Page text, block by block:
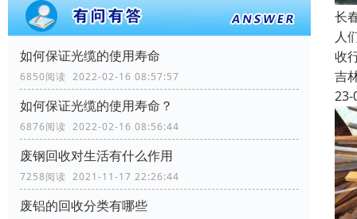
如何保证光缆的使用寿命
6850阅读 2022-02-16 08:57:57
如何保证光缆的使用寿命？
6876阅读 2022-02-16 08:56:44
废钢回收对生活有什么作用
7258阅读 2021-11-17 22:26:44
废铝的回收分类有哪些
长
人
收
吉
23-